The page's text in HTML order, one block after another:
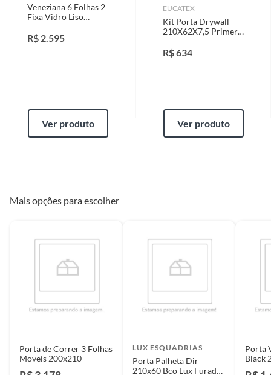
Veneziana 6 Folhas 2
Fixa Vidro Liso
R$ 2.595
Ver produto
EUCATEX
Kit Porta Drywall
210X62X7,5 Primer
R$634
Ver produto
Mais opções para escolher
Porta de Correr 3 Folhas
Moveis 200x210
LUX ESQUADRIAS
Porta Palheta Dir
210x60 Bco Lux Furada
Porta
Black